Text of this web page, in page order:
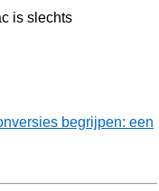
is slechts
begrijpen: een